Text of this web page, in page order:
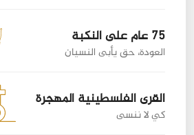
75 عام على النكبة
العودة، حق يأبى النسيان
القرى الفلسطينية المهجرة
كي لا ننسى